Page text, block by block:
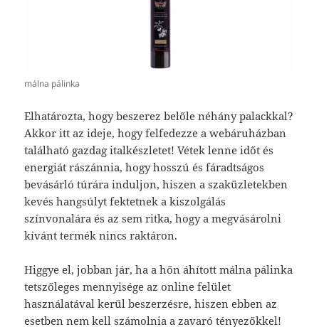
málna pálinka
Elhatározta, hogy beszerez belőle néhány palackkal?
Akkor itt az ideje, hogy felfedezze a webáruházban
található gazdag italkészletet! Vétek lenne időt és
energiát rászánnia, hogy hosszú és fáradtságos
bevásárló túrára induljon, hiszen a szaküzletekben
kevés hangsúlyt fektetnek a kiszolgálás
színvonalára és az sem ritka, hogy a megvásárolni
kívánt termék nincs raktáron.
Higgye el, jobban jár, ha a hőn áhított málna pálinka
tetszőleges mennyisége az online felület
használatával kerül beszerzésre, hiszen ebben az
esetben nem kell számolnia a zavaró tényezőkkel!